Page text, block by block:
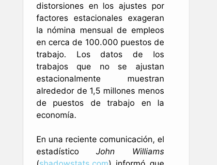
distorsiones en los ajustes por
factores estacionales exageran
la nómina mensual de empleos
en cerca de 100.000 puestos de
trabajo. Los datos de los
trabajos que no se ajustan
estacionalmente muestran
alrededor de 1,5 millones menos
de puestos de trabajo en la
economía.
En una reciente comunicación, el
estadísticoJohn Williams